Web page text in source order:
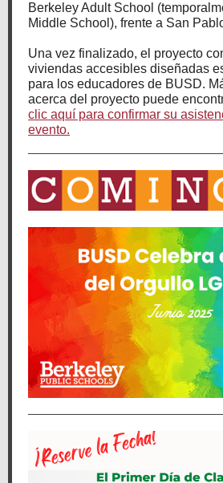
Berkeley Adult School
Middle School), frente a San
Una vez finalizado, el proyecto
viviendas accesibles diseñadas
para los educadores de BUSD.
acerca del proyecto puede
clic aquí para confirmar su
evento.